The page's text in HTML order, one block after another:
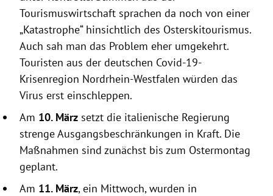
Tourismuswirtschaft sprachen da noch von einer
„Katastrophe“ hinsichtlich des Osterskitourismus.
Auch sah man das Problem eher umgekehrt.
Touristen aus der deutschen Covid-19-
Krisenregion Nordrhein-Westfalen würden das
Virus erst einschleppen.
Am 10. März setzt die italienische Regierung
strenge Ausgangsbeschränkungen in Kraft. Die
Maßnahmen sind zunächst bis zum Ostermontag
geplant.
Am 11. März, ein Mittwoch, wurden in